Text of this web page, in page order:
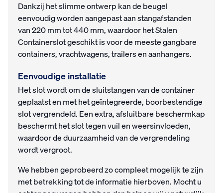
Dankzij het slimme ontwerp kan de beugel
eenvoudig worden aangepast aan stangafstanden
van 220 mm tot 440 mm, waardoor het Stalen
Containerslot geschikt is voor de meeste gangbare
containers, vrachtwagens, trailers en aanhangers.
Eenvoudige installatie
Het slot wordt om de sluitstangen van de container
geplaatst en met het geïntegreerde, boorbestendige
slot vergrendeld. Een extra, afsluitbare beschermkap
beschermt het slot tegen vuil en weersinvloeden,
waardoor de duurzaamheid van de vergrendeling
wordt vergroot.
We hebben geprobeerd zo compleet mogelijk te zijn
met betrekking tot de informatie hierboven. Mocht u